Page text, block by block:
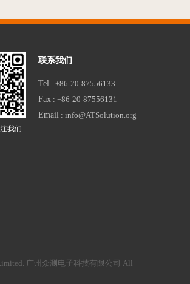
我们
联系我们
Tel : +86-20-87556133
Fax : +86-20-87556131
Email : info@ATSolution.org
广州众测电子科技有限公司 All